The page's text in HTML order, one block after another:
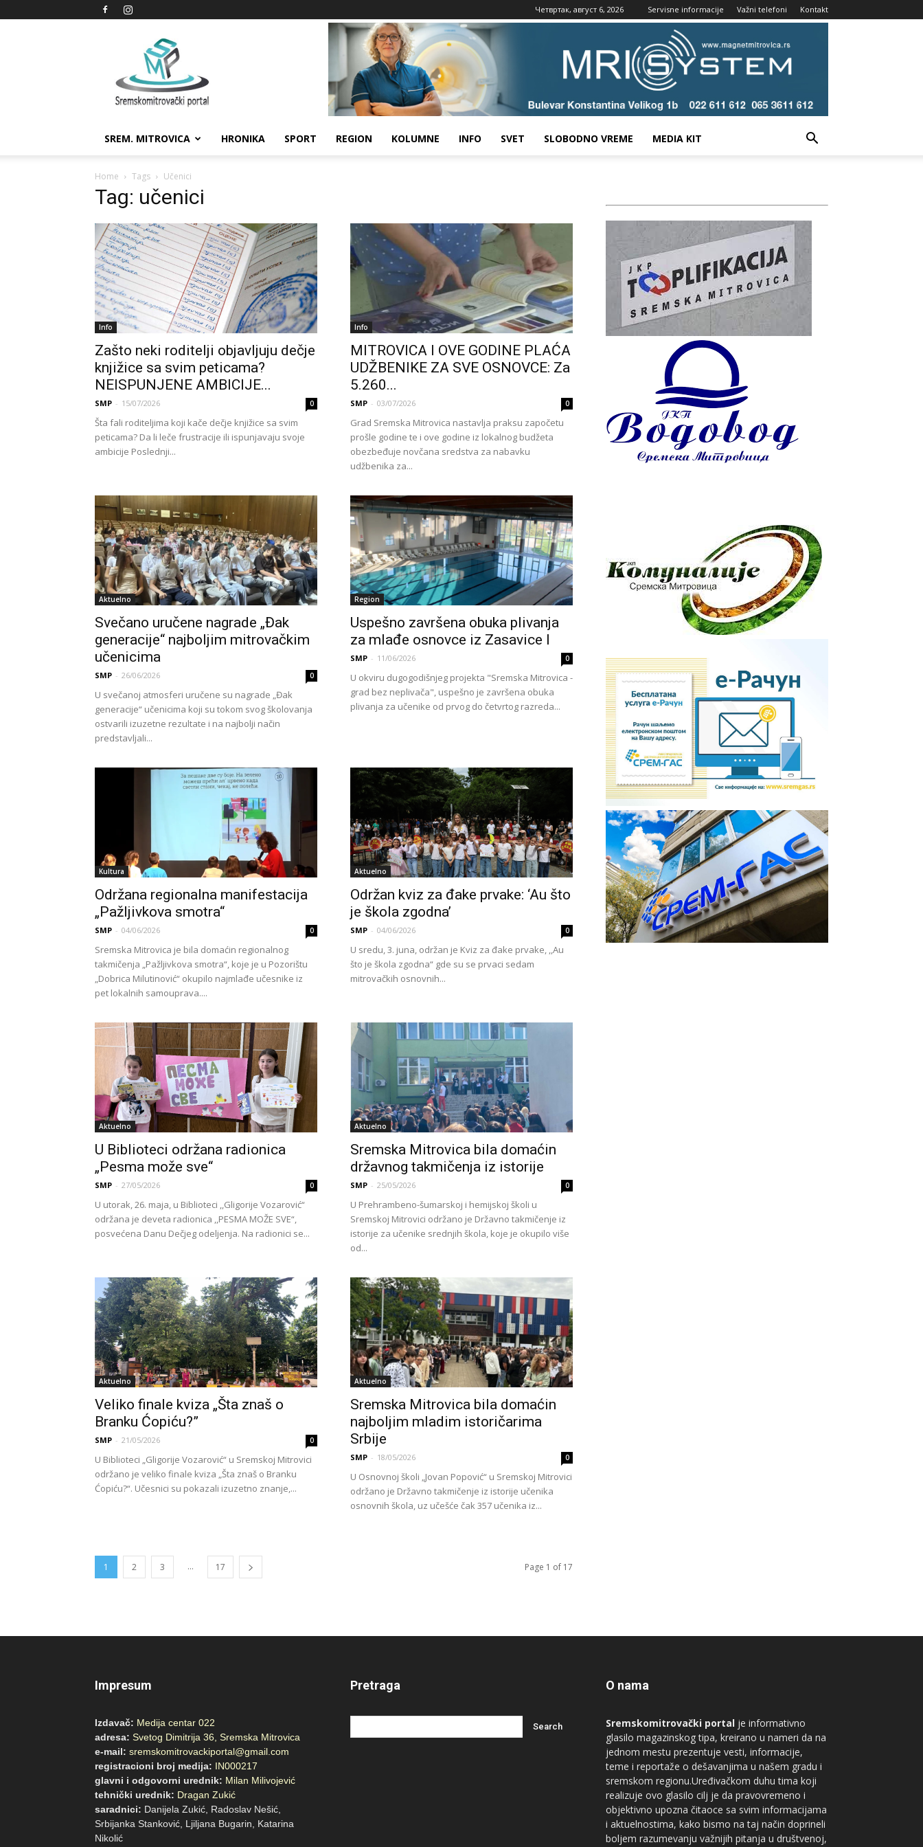
Четвртак, август 6, 2026 Servisne informacije Važni telefoni Kontakt
Sremskomitrovački
portal
SREM. MITROVICA HRONIKA SPORT REGION KOLUMNE INFO SVET SLOBODNO VREME MEDIA KIT
Home Tags Učenici
Tag: učenici
Info
Zašto neki roditelji objavljuju dečje
knjižice sa svim peticama?
NEISPUNJENE AMBICIJE...
SMP - 15/07/2026 0
Šta fali roditeljima koji kače dečje knjižice sa svim
peticama? Da li leče frustracije ili ispunjavaju svoje
ambicije Poslednji...
Info
MITROVICA I OVE GODINE PLAĆA
UDŽBENIKE ZA SVE OSNOVCE: Za
5.260...
SMP - 03/07/2026 0
Grad Sremska Mitrovica nastavlja praksu započetu
prošle godine te i ove godine iz lokalnog budžeta
obezbeđuje novčana sredstva za nabavku
udžbenika za...
Aktuelno
Svečano uručene nagrade „Đak
generacije“ najboljim mitrovačkim
učenicima
SMP - 26/06/2026 0
U svečanoj atmosferi uručene su nagrade „Đak
generacije“ učenicima koji su tokom svog školovanja
ostvarili izuzetne rezultate i na najbolji način
predstavljali...
Region
Uspešno završena obuka plivanja
za mlađe osnovce iz Zasavice I
SMP - 11/06/2026 0
U okviru dugogodišnjeg projekta "Sremska Mitrovica -
grad bez neplivača", uspešno je završena obuka
plivanja za učenike od prvog do četvrtog razreda...
Kultura
Održana regionalna manifestacija
„Pažljivkova smotra“
SMP - 04/06/2026 0
Sremska Mitrovica je bila domaćin regionalnog
takmičenja „Pažljivkova smotra“, koje je u Pozorištu
„Dobrica Milutinović“ okupilo najmlađe učesnike iz
pet lokalnih samouprava....
Aktuelno
Održan kviz za đake prvake: ‘Au što
je škola zgodna’
SMP - 04/06/2026 0
U sredu, 3. juna, održan je Kviz za đake prvake, ,,Au
što je škola zgodna“ gde su se prvaci sedam
mitrovačkih osnovnih...
Aktuelno
U Biblioteci održana radionica
„Pesma može sve“
SMP - 27/05/2026 0
U utorak, 26. maja, u Biblioteci ,,Gligorije Vozarović“
održana je deveta radionica ,,PESMA MOŽE SVE“,
posvećena Danu Dečjeg odeljenja. Na radionici se...
Aktuelno
Sremska Mitrovica bila domaćin
državnog takmičenja iz istorije
SMP - 25/05/2026 0
U Prehrambeno-šumarskoj i hemijskoj školi u
Sremskoj Mitrovici održano je Državno takmičenje iz
istorije za učenike srednjih škola, koje je okupilo više
od...
Aktuelno
Veliko finale kviza „Šta znaš o
Branku Ćopiću?”
SMP - 21/05/2026 0
U Biblioteci „Gligorije Vozarović“ u Sremskoj Mitrovici
održano je veliko finale kviza „Šta znaš o Branku
Ćopiću?“. Učesnici su pokazali izuzetno znanje,...
Aktuelno
Sremska Mitrovica bila domaćin
najboljim mladim istoričarima
Srbije
SMP - 18/05/2026 0
U Osnovnoj školi „Jovan Popović“ u Sremskoj Mitrovici
održano je Državno takmičenje iz istorije učenika
osnovnih škola, uz učešće čak 357 učenika iz...
1 2 3 ... 17 Page 1 of 17
Impresum
Izdavač: Medija centar 022
adresa: Svetog Dimitrija 36, Sremska Mitrovica
e-mail: sremskomitrovackiportal@gmail.com
registracioni broj medija: IN000217
glavni i odgovorni urednik: Milan Milivojević
tehnički urednik: Dragan Zukić
saradnici: Danijela Zukić, Radoslav Nešić,
Srbijanka Stanković, Ljiljana Bugarin, Katarina
Nikolić
Pretraga O nama
Sremskomitrovački portal je informativno
glasilo magazinskog tipa, kreirano u nameri da na
jednom mestu prezentuje vesti, informacije,
teme i reportaže o dešavanjima u našem gradu i
sremskom regionu.Uređivačkom duhu tima koji
realizuje ovo glasilo cilj je da pravovremeno i
objektivno upozna čitaoce sa svim informacijama
i aktuelnostima, kako bismo na taj način doprineli
boljem razumevanju važnijih pitanja u društvenoj,